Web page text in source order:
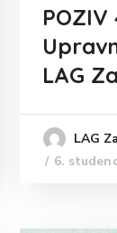
POZIV
LAG
LAG
6.